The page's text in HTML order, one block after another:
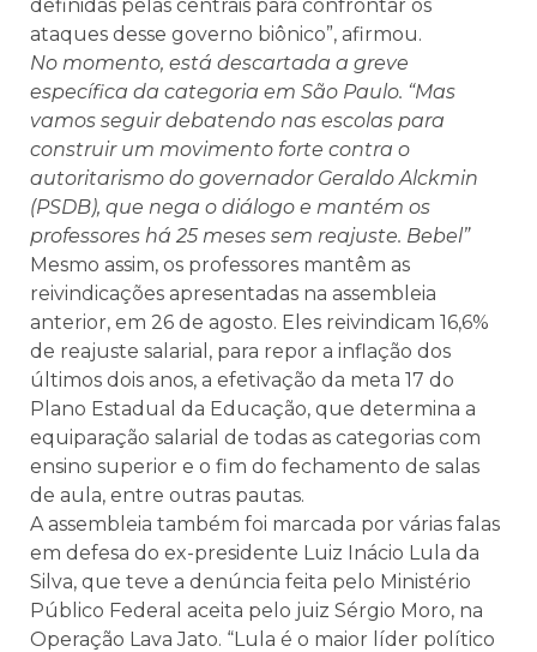
definidas pelas centrais para confrontar os
ataques desse governo biônico”, afirmou.
No momento, está descartada a greve
específica da categoria em São Paulo. “Mas
vamos seguir debatendo nas escolas para
construir um movimento forte contra o
autoritarismo do governador Geraldo Alckmin
(PSDB), que nega o diálogo e mantém os
professores há 25 meses sem reajuste. Bebel”
Mesmo assim, os professores mantêm as
reivindicações apresentadas na assembleia
anterior, em 26 de agosto. Eles reivindicam 16,6%
de reajuste salarial, para repor a inflação dos
últimos dois anos, a efetivação da meta 17 do
Plano Estadual da Educação, que determina a
equiparação salarial de todas as categorias com
ensino superior e o fim do fechamento de salas
de aula, entre outras pautas.
A assembleia também foi marcada por várias falas
em defesa do ex-presidente Luiz Inácio Lula da
Silva, que teve a denúncia feita pelo Ministério
Público Federal aceita pelo juiz Sérgio Moro, na
Operação Lava Jato. “Lula é o maior líder político